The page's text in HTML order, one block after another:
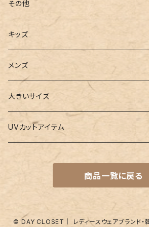
フィットネス
2点セット
3点セット
4点セット
5点セット
水着関連商品
レギンス
パスケース
ウォレット
カードケース
キーケース
メガネチェーン
アームカバー
ネイルグッズ
ヨガウェア
ヨガソックス
ヨガグッズ
ヨガマット
その他
キッズ
Girls
水着
バレー
Boys
水着
グッズ
メンズ
大きいサイズ
UVカットアイテム
商品一覧に戻る
© DAY CLOSET｜ レディースウェアブランド・